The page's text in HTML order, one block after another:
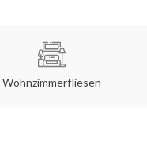
Wohnzimmerfliesen